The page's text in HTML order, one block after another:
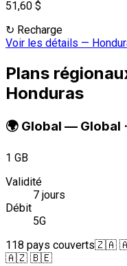
51,60 $
↻ Recharge
Voir les détails —
Plans
Honduras
🌍 Global — Global
1 GB
Validité
7 jours
Débit
5G
118 pays couverts🇿🇦
🇦🇿 🇧🇪